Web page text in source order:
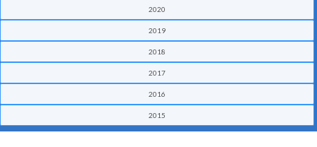
2020
2019
2018
2017
2016
2015